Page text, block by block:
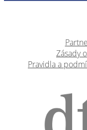
older
Prof. Avijit
Zásady
Pravidla a